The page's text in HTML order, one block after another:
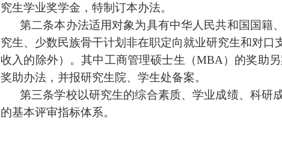
究生学业奖学金，特制订本办法。
第二条本办法适用对象为具有中华人民共和国国籍
究生、少数民族骨干计划非在职定向就业研究生和对
收入的除外）。其中工商管理硕士生（MBA ）的奖助
奖助办法，并报研究生院、学生处备案。
第三条学校以研究生的综合素质、学业成绩、科研
的基本评审指标体系。